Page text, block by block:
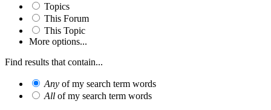
Topics
This Forum
This Topic
More options...
Find results that contain...
Any of my search term words
All of my search term words